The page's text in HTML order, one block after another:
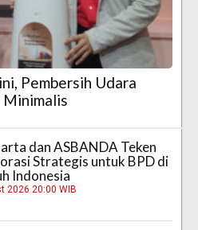
Pembersih Udara
Minimalis
dan ASBANDA Teken
Strategis untuk BPD di
Indonesia
2026 20:00 WIB